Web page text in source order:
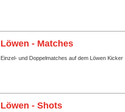
Löwen - Matches
Einzel- und Doppelmatches auf dem Löwen Kicker
Löwen - Shots